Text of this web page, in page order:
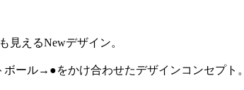
見えるNewデザイン。
ール→●をかけ合わせたデザインコンセプト。